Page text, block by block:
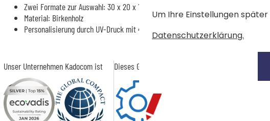
Zwei Formate zur Auswahl: 30 x 20 x 13 cm oder 40 x 30 x 13 cm
Material: Birkenholz
Personalisierung durch UV-Druck mit 4 zauberhaften Waldtieren und dem Text
Unser Unternehmen Kadocom ist Dieses Geschenk ist
Um Ihre Einstellungen
Datenschutzerklärung.